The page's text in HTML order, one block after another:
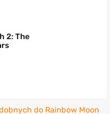
2: The
do Rainbow Moon